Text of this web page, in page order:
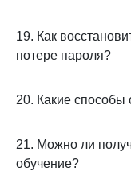
19. Как
потере пароля?
20. Какие
21. Можно ли
обучение?